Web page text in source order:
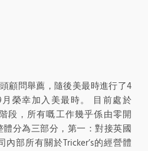
顧問舉薦，隨後美最時進行了4
榮幸加入美最時。 目前處於
段，所有嘅工作幾乎係由零開
分為三部分，第一：對接英國
部所有關於Tricker’s的經營體